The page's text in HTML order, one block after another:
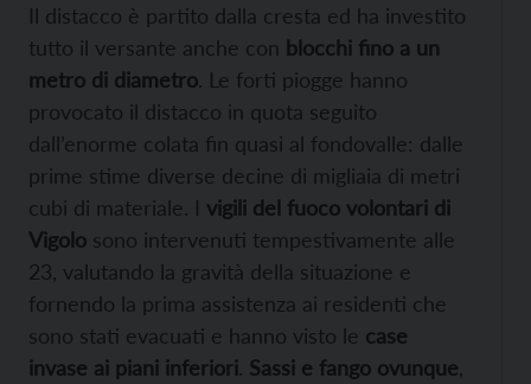
Il distacco è partito dalla cresta ed ha investito
tutto il versante anche con blocchi fino a un
metro di diametro. Le forti piogge hanno
provocato il distacco in quota seguito
dall’enorme colata fin quasi al fondovalle: dalle
prime stime diverse decine di migliaia di metri
cubi di materiale. I vigili del fuoco volontari di
Vigolo sono intervenuti tempestivamente alle
23, valutando la gravità della situazione e
fornendo la prima assistenza ai residenti che
sono stati evacuati e hanno visto le case
invase ai piani inferiori. Sassi e fango ovunque